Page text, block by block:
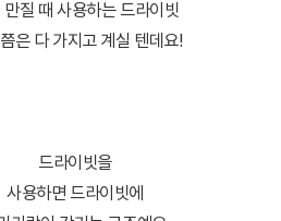
만질 때 사용하는 드라이빗
은 다 가지고 계실 텐데요!
드라이빗을
사용하면 드라이빗에